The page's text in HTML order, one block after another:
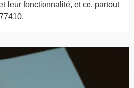
leur fonctionnalité, et ce, partout